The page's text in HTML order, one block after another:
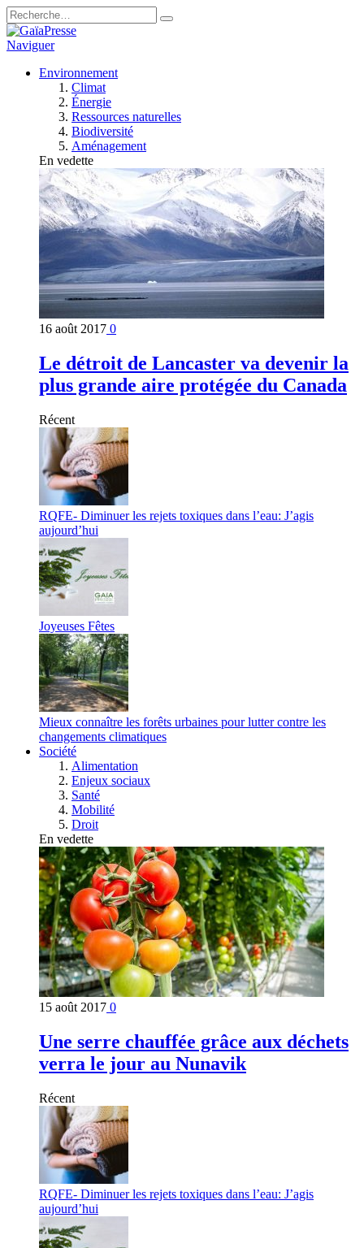
Naviguer
Environnement
Climat
Énergie
Ressources naturelles
Biodiversité
Aménagement
En vedette
16 août 2017 0
Le détroit de Lancaster va devenir la
plus grande aire protégée du Canada
Récent
RQFE- Diminuer les rejets toxiques dans l’eau: J’agis
aujourd’hui
Joyeuses Fêtes
Mieux connaître les forêts urbaines pour lutter contre les
changements climatiques
Société
Alimentation
Enjeux sociaux
Santé
Mobilité
Droit
En vedette
15 août 2017 0
Une serre chauffée grâce aux déchets
verra le jour au Nunavik
Récent
RQFE- Diminuer les rejets toxiques dans l’eau: J’agis
aujourd’hui